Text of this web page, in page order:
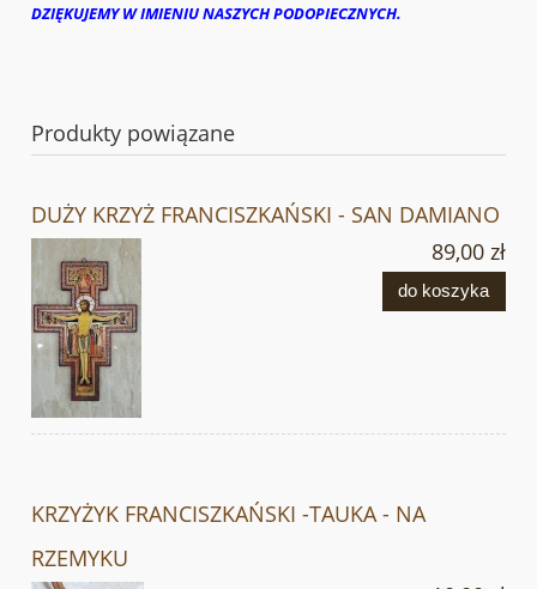
DZIĘKUJEMY W IMIENIU NASZYCH PODOPIECZNYCH.
Produkty powiązane
DUŻY KRZYŻ FRANCISZKAŃSKI - SAN DAMIANO
89,00 zł
do koszyka
KRZYŻYK FRANCISZKAŃSKI -TAUKA - NA
RZEMYKU